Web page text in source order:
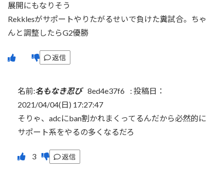
展開にもなりそう
Rekklesがサポートやりたがるせいで負けた糞試合。ちゃ
んと調整したらG2優勝
返信
名前:名もなき忍び 8ed4e37f6 : 投稿日：
2021/04/04(日) 17:27:47
そりゃ、adcにban割かれまくってるんだから必然的に
サポート系をやるの多くなるだろ
返信